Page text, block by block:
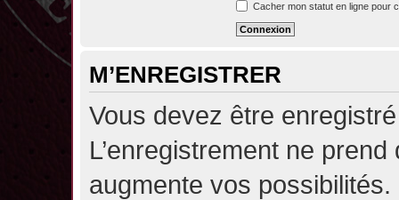
Cacher mon statut en ligne pour
M’ENREGISTRER
Vous devez être
L’enregistrement ne
augmente vos possibilités.